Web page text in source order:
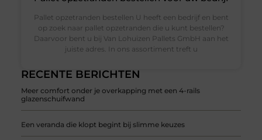
RECENTE BERICHTEN
Meer comfort onder je overkapping met een 4-rails
glazenschuifwand
Een veranda die klopt begint bij slimme keuzes
Pallet opzetranden bestellen U heeft een bedrijf en bent
op zoek naar pallet opzetranden die u kunt bestellen?
Daarvoor bent u bij Van Lohuizen Pallets GmbH aan het
juiste adres. In ons assortiment treft u